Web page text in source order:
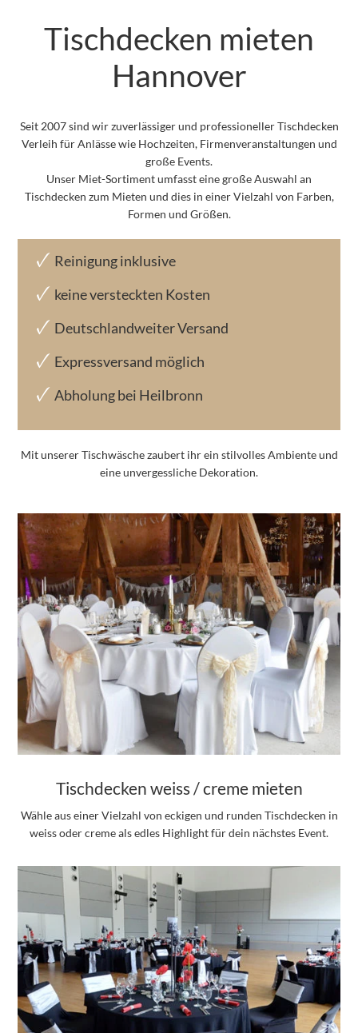
Tischdecken mieten
Hannover
Seit 2007 sind wir zuverlässiger und professioneller Tischdecken
Verleih für Anlässe wie Hochzeiten, Firmenveranstaltungen und
große Events.
Unser Miet-Sortiment umfasst eine große Auswahl an
Tischdecken zum Mieten und dies in einer Vielzahl von Farben,
Formen und Größen.
Reinigung inklusive
keine versteckten Kosten
Deutschlandweiter Versand
Expressversand möglich
Abholung bei Heilbronn
Mit unserer Tischwäsche zaubert ihr ein stilvolles Ambiente und
eine unvergessliche Dekoration.
Tischdecken weiss / creme mieten
Wähle aus einer Vielzahl von eckigen und runden Tischdecken in
weiss oder creme als edles Highlight für dein nächstes Event.